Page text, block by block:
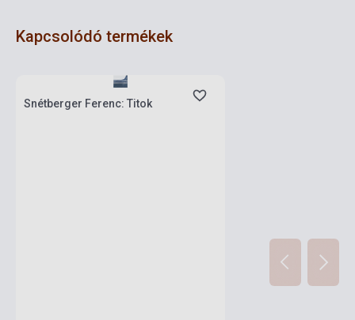
Kapcsolódó termékek
Snétberger Ferenc: Titok